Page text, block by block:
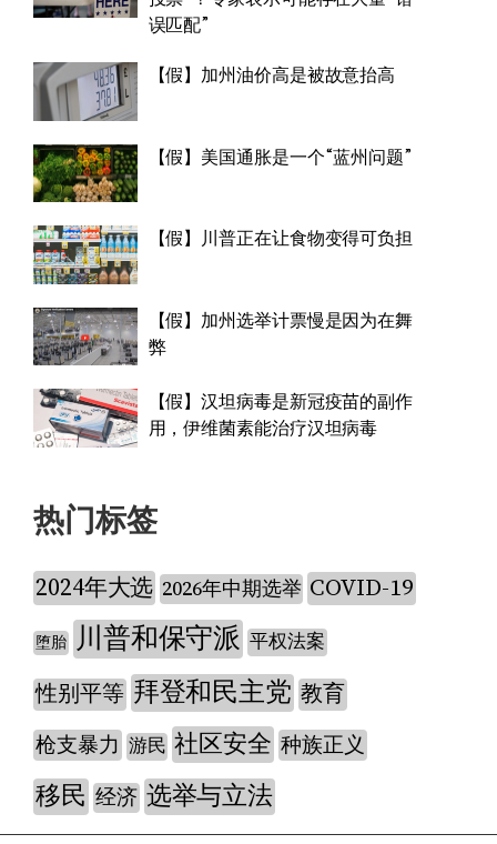
误匹配”
【假】加州油价高是被故意抬高
【假】美国通胀是一个“蓝州问题”
【假】川普正在让食物变得可负担
【假】加州选举计票慢是因为在舞
弊
【假】汉坦病毒是新冠疫苗的副作
用，伊维菌素能治疗汉坦病毒
热门标签
2024年大选 2026年中期选举 COVID-19
堕胎 川普和保守派 平权法案
性别平等 拜登和民主党 教育
枪支暴力 游民 社区安全 种族正义
移民 经济 选举与立法